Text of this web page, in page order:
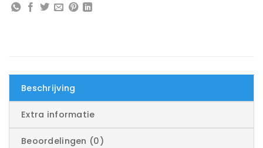
Beschrijving
Extra informatie
Beoordelingen (0)